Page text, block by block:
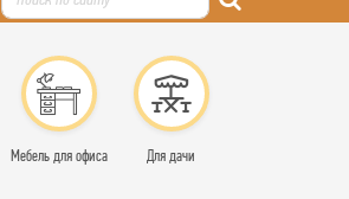
Мебель для офиса Для дачи